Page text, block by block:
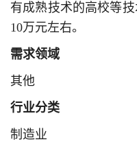
有成熟技术的高校等
10万元左右。
需求领域
其他
行业分类
制造业